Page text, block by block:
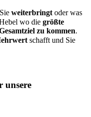
weiterbringt oder was
wo die größte
zu kommen.
schafft und Sie
unsere